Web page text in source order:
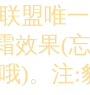
盟唯
效果(
)。注